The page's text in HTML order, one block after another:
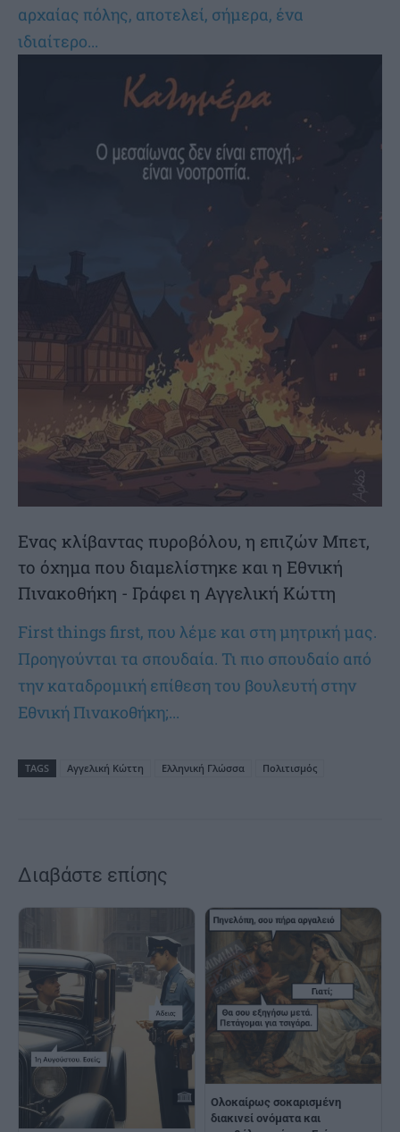
αρχαίας πόλης, αποτελεί, σήμερα, ένα
ιδιαίτερο...
Ενας κλίβαντας πυροβόλου, η επιζών Μπετ,
το όχημα που διαμελίστηκε και η Εθνική
Πινακοθήκη - Γράφει η Αγγελική Κώττη
First things first, που λέμε και στη μητρική μας.
Προηγούνται τα σπουδαία. Τι πιο σπουδαίο από
την καταδρομική επίθεση του βουλευτή στην
Εθνική Πινακοθήκη;...
TAGS Αγγελική Κώττη Ελληνική Γλώσσα Πολιτισμός
Διαβάστε επίσης
Ολοκαίρως σοκαρισμένη
διακινεί ονόματα και